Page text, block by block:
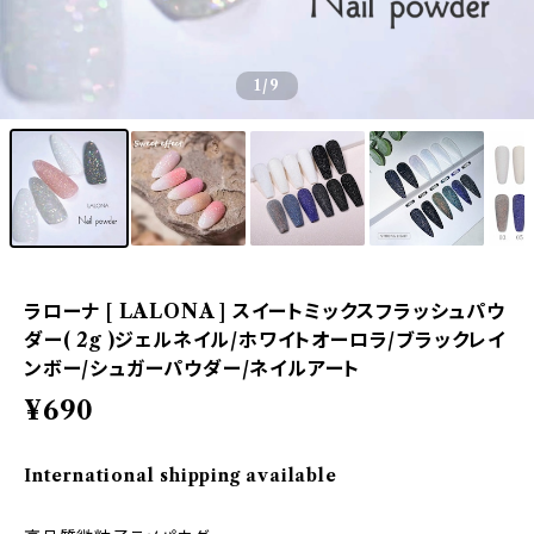
1 /9
ラローナ [ LALONA ] スイートミックスフラッシュパウ
ダー( 2g )ジェルネイル/ホワイトオーロラ/ブラックレイ
ンボー/シュガーパウダー/ネイルアート
¥690
International shipping available